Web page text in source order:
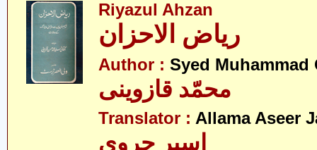
Riyazul Ahzan
Author : Syed Muhammad
محمّد قازوینی
Translator : Allama Aseer
اسیر جروی